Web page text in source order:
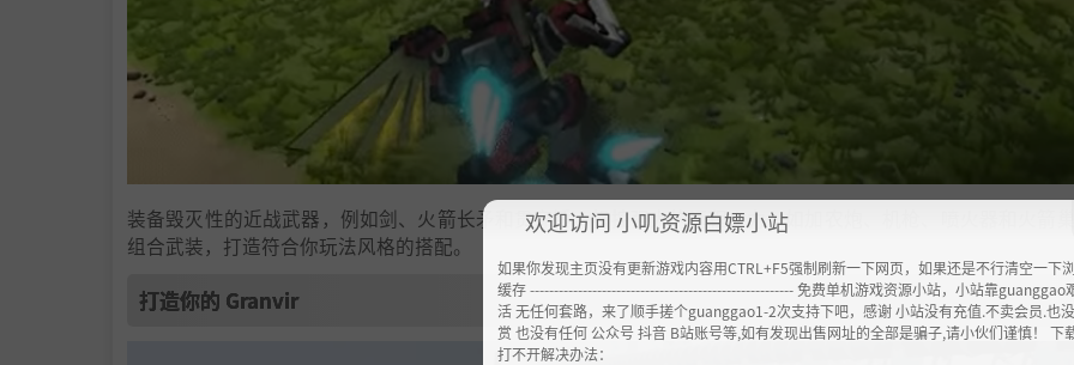
装备毁灭性的近战武器，例如剑、火箭长矛和贯穿锤。操控强大的远程火力，如加农炮、机枪、喷火器和火箭
组合武装，打造符合你玩法风格的搭配。
打造你的 Granvir
欢迎访问 小叽资源白嫖小站
如果你发现主页没有更新游戏内容用CTRL+F5强制刷新一下网页，如果还是不行清空一下
缓存 ------------------------------------------------------- 免费单机游戏资源小站，小站靠guanggao
活 无任何套路，来了顺手搓个guanggao1-2次支持下吧，感谢 小站没有充值.不卖会员.也
赏 也没有任何 公众号 抖音 B站账号等,如有发现出售网址的全部是骗子,请小伙们谨慎！ 下
打不开解决办法：